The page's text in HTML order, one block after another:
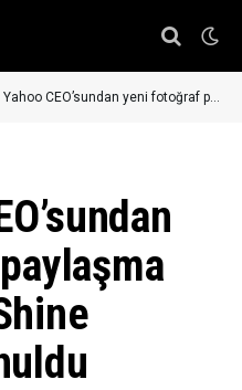
CEO’sundan yeni fotoğraf paylaşma uygulaması: Shine kullanıma sunuldu